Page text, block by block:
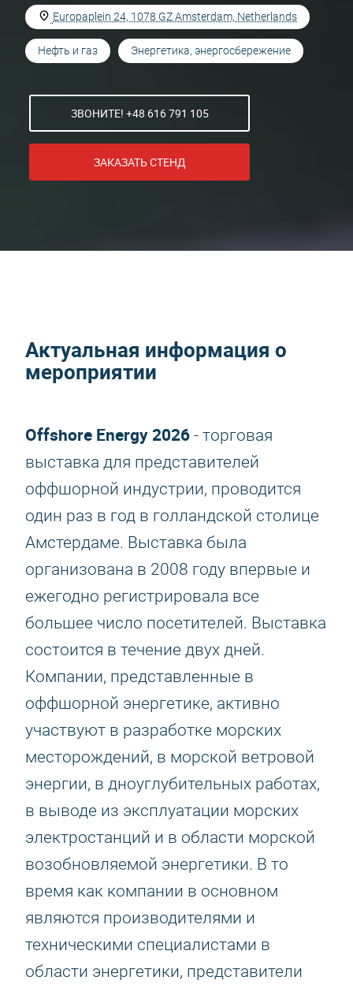
Europaplein 24, 1078 GZ Amsterdam, Netherlands
Нефть и газ Энергетика, энергосбережение
ЗВОНИТЕ! +48 616 791 105
ЗАКАЗАТЬ СТЕНД
Актуальная информация о
мероприятии
Offshore Energy 2026 - торговая
выставка для представителей
оффшорной индустрии, проводится
один раз в год в голландской столице
Амстердаме. Выставка была
организована в 2008 году впервые и
ежегодно регистрировала все
большее число посетителей. Выставка
состоится в течение двух дней.
Компании, представленные в
оффшорной энергетике, активно
участвуют в разработке морских
месторождений, в морской ветровой
энергии, в дноуглубительных работах,
в выводе из эксплуатации морских
электростанций и в области морской
возобновляемой энергетики. В то
время как компании в основном
являются производителями и
техническими специалистами в
области энергетики, представители